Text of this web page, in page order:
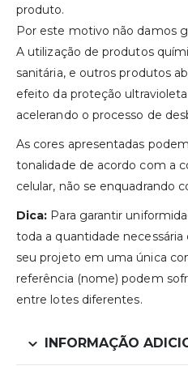
produto.
Por este motivo não damos
A utilização de produtos
sanitária, e outros produtos
efeito da proteção ultravioleta
acelerando o processo de
As cores apresentadas
tonalidade de acordo com a
celular, não se enquadrando
Dica: Para garantir
toda a quantidade
seu projeto em uma única
referência (nome) podem
entre lotes diferentes.
INFORMAÇÃO